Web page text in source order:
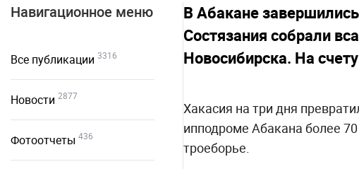
Навигационное меню
Все публикации 3316
Новости 2877
Фотоотчеты 436
В Абакане
Состязания собрали
Новосибирска. На
Хакасия на три дня
ипподроме Абакана более
троеборье.